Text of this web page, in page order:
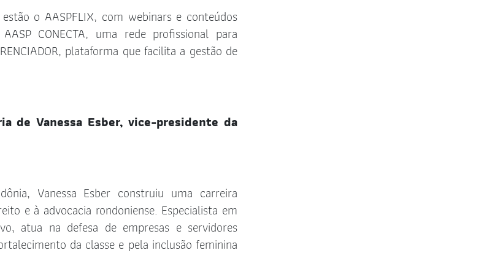
o AASPFLIX, com webinars e conteúdos
CONECTA, uma rede profissional para
plataforma que facilita a gestão de
de Vanessa Esber, vice-presidente da
Vanessa Esber construiu uma carreira
e à advocacia rondoniense. Especialista em
atua na defesa de empresas e servidores
da classe e pela inclusão feminina